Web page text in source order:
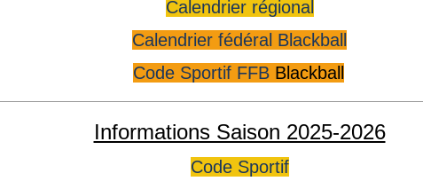
Calendrier régional
Calendrier fédéral Blackball
Code Sportif FFBBlackball
Informations Saison 2025-2026
Code Sportif